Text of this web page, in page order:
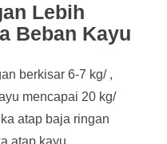
Lebih
Beban Kayu
berkisar 6-7 kg/ ,
mencapai 20 kg/
atap baja ringan
atap kayu.